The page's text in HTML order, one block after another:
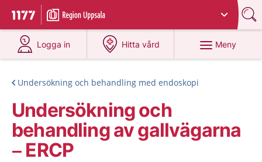
Till startsidan för 1177
Du har valt region
Logga in
på 1177.se
Hitta vård
på 1177.se
Meny
Undersökning och behandling med endoskopi
Undersökning och
behandling av gallvägarna
– ERCP